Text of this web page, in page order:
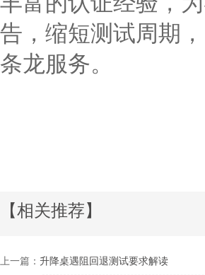
告，缩短测试周期
条龙服务。
【相关推荐】
上一篇： 升降桌遇阻回退测试要求解读